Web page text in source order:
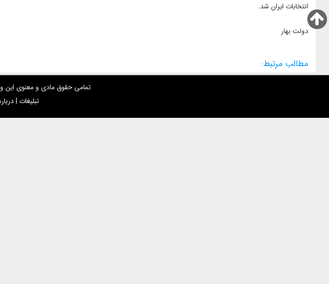
انتخابات ایران شد.
دولت بهار
مطالب مرتبط:
تمامی حقوق مادی و معنوی این
تبلیغات |